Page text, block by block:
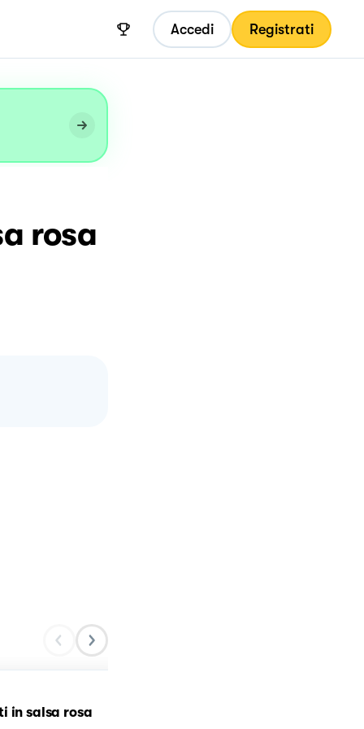
Accedi Registrati
rosa
in salsa rosa